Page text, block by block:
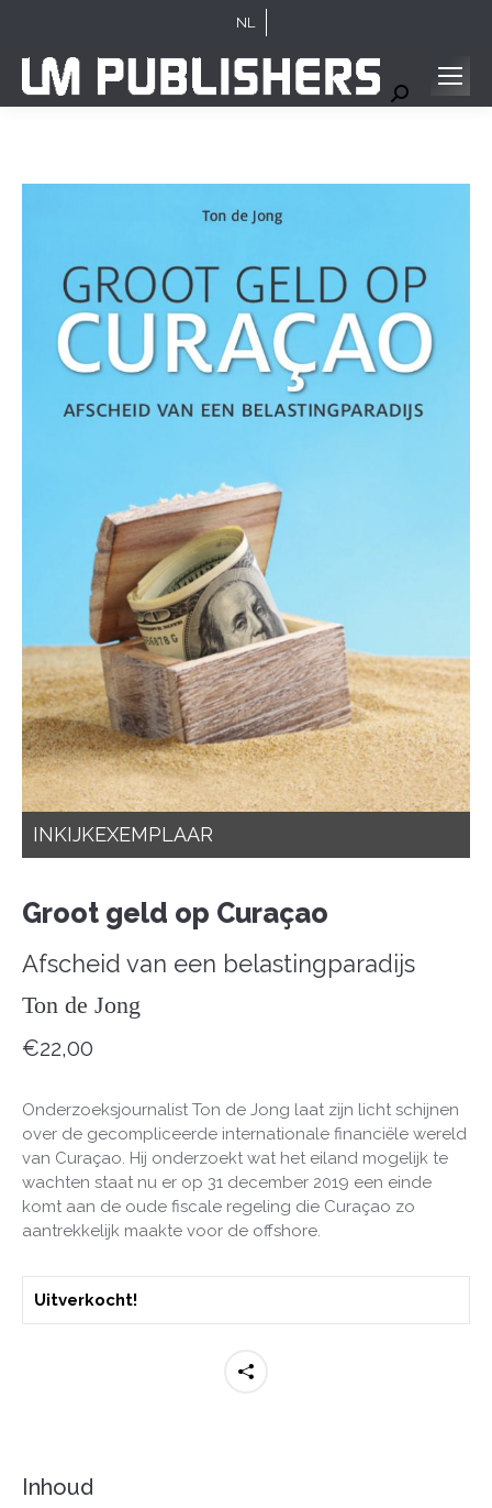
NL
Search:
INKIJKEXEMPLAAR
Groot geld op Curaçao
Afscheid van een belastingparadijs
Ton de Jong
€22,00
Onderzoeksjournalist Ton de Jong laat zijn licht schijnen
over de gecompliceerde internationale financiële wereld
van Curaçao. Hij onderzoekt wat het eiland mogelijk te
wachten staat nu er op 31 december 2019 een einde
komt aan de oude fiscale regeling die Curaçao zo
aantrekkelijk maakte voor de offshore.
Uitverkocht!
Inhoud